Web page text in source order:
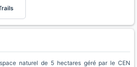
naturel de 5 hectares géré par le CEN